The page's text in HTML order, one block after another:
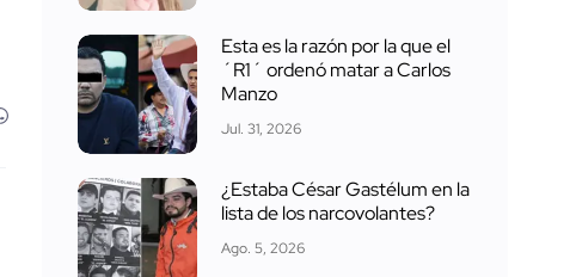
Esta es la razón por la que el
´R1´ ordenó matar a Carlos
Manzo
Jul. 31, 2026
¿Estaba César Gastélum en la
lista de los narcovolantes?
Ago. 5, 2026